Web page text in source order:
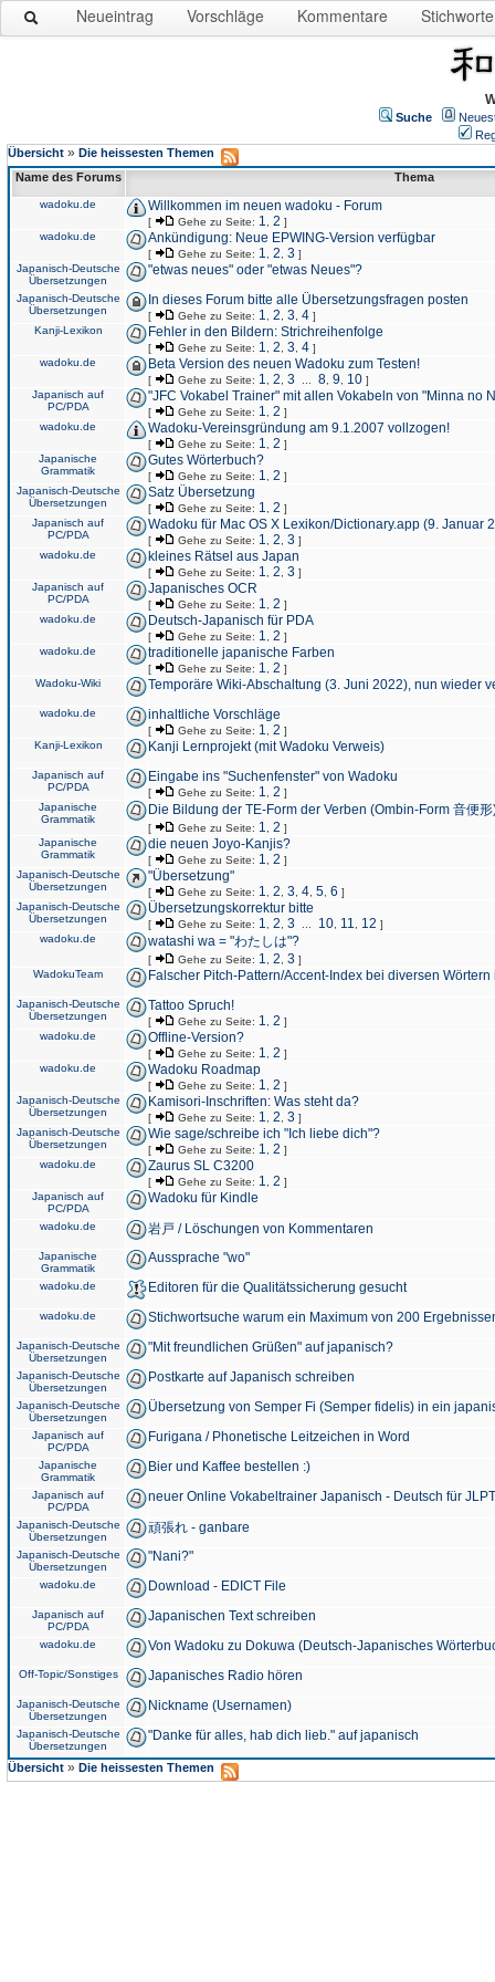
Neueintrag Vorschläge Kommentare Stichworte
Suche
Übersicht » Die heissesten Themen
Name des Forums
Thema
wadoku.de Willkommen im neuen wadoku - Forum
[ Gehe zu Seite: 1 2 ]
wadoku.de
Ankündigung: Neue EPWING-Version verfügbar
[ Gehe zu Seite: 1 2 3 ]
Japanisch-Deutsche
Übersetzungen
"etwas neues" oder "etwas Neues"?
Japanisch-Deutsche
Übersetzungen
In dieses Forum bitte alle Übersetzungsfragen posten
[ Gehe zu Seite: 1 2 3 4 ]
Kanji-Lexikon
Fehler in den Bildern: Strichreihenfolge
[ Gehe zu Seite: 1 2 3 4 ]
wadoku.de
Beta Version des neuen Wadoku zum Testen!
[ Gehe zu Seite: 1 2 3 8 9 10 ]
Japanisch auf
PC/PDA
"JFC Vokabel Trainer" mit allen Vokabeln von "Minna no
[ Gehe zu Seite: 1 2 ]
wadoku.de
Wadoku-Vereinsgründung am 9.1.2007 vollzogen!
[ Gehe zu Seite: 1 2 ]
Japanische
Grammatik
Gutes Wörterbuch?
[ Gehe zu Seite: 1 2 ]
Japanisch-Deutsche
Übersetzungen
Satz Übersetzung
[ Gehe zu Seite: 1 2 ]
Japanisch auf
PC/PDA
Wadoku für Mac OS X Lexikon/Dictionary.app (9. Januar
[ Gehe zu Seite: 1 2 3 ]
wadoku.de
kleines Rätsel aus Japan
[ Gehe zu Seite: 1 2 3 ]
Japanisch auf
PC/PDA
Japanisches OCR
[ Gehe zu Seite: 1 2 ]
wadoku.de
Deutsch-Japanisch für PDA
[ Gehe zu Seite: 1 2 ]
wadoku.de
traditionelle japanische Farben
[ Gehe zu Seite: 1 2 ]
Wadoku-Wiki
Temporäre Wiki-Abschaltung (3. Juni 2022), nun wieder
wadoku.de inhaltliche Vorschläge
[ Gehe zu Seite: 1 2 ]
Kanji-Lexikon
Kanji Lernprojekt (mit Wadoku Verweis)
Japanisch auf
PC/PDA
Eingabe ins "Suchenfenster" von Wadoku
[ Gehe zu Seite: 1 2 ]
Japanische
Grammatik
Die Bildung der TE-Form der Verben (Ombin-Form 音便形
[ Gehe zu Seite: 1 2 ]
Japanische
Grammatik
die neuen Joyo-Kanjis?
[ Gehe zu Seite: 1 2 ]
Japanisch-Deutsche
Übersetzungen
"Übersetzung"
[ Gehe zu Seite: 1 2 3 4 5 6 ]
Japanisch-Deutsche
Übersetzungen
Übersetzungskorrektur bitte
[ Gehe zu Seite: 1 2 3 10 11 12 ]
wadoku.de
watashi wa = "わたしは"?
[ Gehe zu Seite: 1 2 3 ]
WadokuTeam
Falscher Pitch-Pattern/Accent-Index bei diversen
Japanisch-Deutsche
Übersetzungen
Tattoo Spruch!
[ Gehe zu Seite: 1 2 ]
wadoku.de
Offline-Version?
[ Gehe zu Seite: 1 2 ]
wadoku.de
Wadoku Roadmap
[ Gehe zu Seite: 1 2 ]
Japanisch-Deutsche
Übersetzungen
Kamisori-Inschriften: Was steht da?
[ Gehe zu Seite: 1 2 3 ]
Japanisch-Deutsche
Übersetzungen
Wie sage/schreibe ich "Ich liebe dich"?
[ Gehe zu Seite: 1 2 ]
wadoku.de
Zaurus SL C3200
[ Gehe zu Seite: 1 2 ]
Japanisch auf
PC/PDA
Wadoku für Kindle
wadoku.de 岩戸 / Löschungen von Kommentaren
Japanische
Grammatik
Aussprache "wo"
wadoku.de Editoren für die Qualitätssicherung gesucht
wadoku.de Stichwortsuche warum ein Maximum von 200
Japanisch-Deutsche
Übersetzungen
"Mit freundlichen Grüßen" auf japanisch?
Japanisch-Deutsche
Übersetzungen
Postkarte auf Japanisch schreiben
Japanisch-Deutsche
Übersetzungen
Übersetzung von Semper Fi (Semper fidelis) in ein
Japanisch auf
PC/PDA
Furigana / Phonetische Leitzeichen in Word
Japanische
Grammatik
Bier und Kaffee bestellen :)
Japanisch auf
PC/PDA
neuer Online Vokabeltrainer Japanisch - Deutsch für
Japanisch-Deutsche
Übersetzungen
頑張れ - ganbare
Japanisch-Deutsche
Übersetzungen
"Nani?"
wadoku.de Download - EDICT File
Japanisch auf
PC/PDA
Japanischen Text schreiben
wadoku.de Von Wadoku zu Dokuwa (Deutsch-Japanisches
Off-Topic/Sonstiges Japanisches Radio hören
Japanisch-Deutsche
Übersetzungen
Nickname (Usernamen)
Japanisch-Deutsche
Übersetzungen
"Danke für alles, hab dich lieb." auf japanisch
Übersicht » Die heissesten Themen